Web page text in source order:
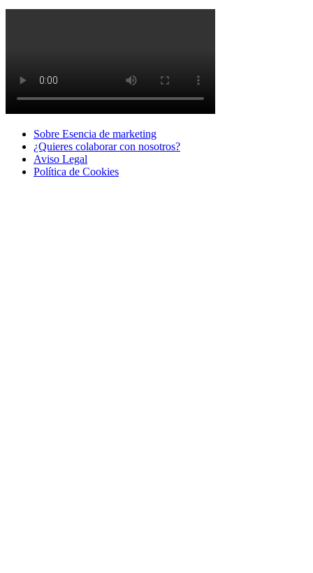
Sobre Esencia de marketing
¿Quieres colaborar con nosotros?
Aviso Legal
Polí­tica de Cookies